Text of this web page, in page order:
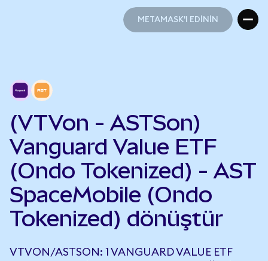
METAMASK'I EDİNİN
(VTVon - ASTSon)
Vanguard Value ETF
(Ondo Tokenized) - AST
SpaceMobile (Ondo
Tokenized) dönüştür
VTVON/ASTSON: 1 VANGUARD VALUE ETF